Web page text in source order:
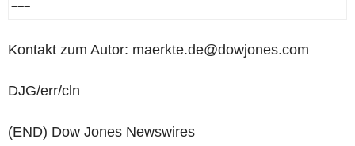
===
Kontakt zum Autor: maerkte.de@dowjones.com
DJG/err/cln
(END) Dow Jones Newswires